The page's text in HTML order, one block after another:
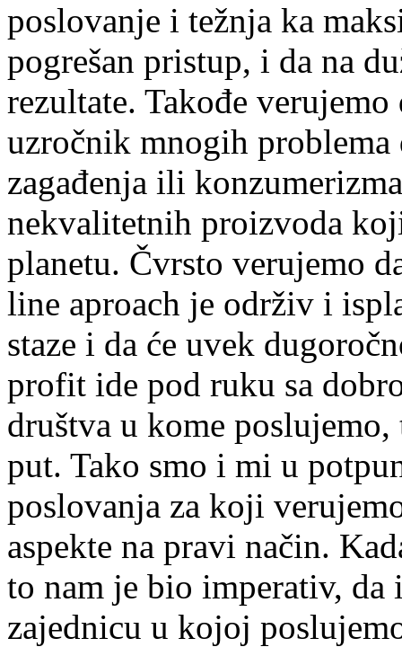
poslovanje i težnja ka
pogrešan pristup, i da na
rezultate. Takođe
uzročnik mnogih problema
zagađenja ili
nekvalitetnih proizvoda
planetu. Čvrsto verujemo
line aproach je održiv i
staze i da će uvek
profit ide pod ruku sa
društva u kome
put. Tako smo i mi u
poslovanja za koji
aspekte na pravi način.
to nam je bio imperativ,
zajednicu u kojoj